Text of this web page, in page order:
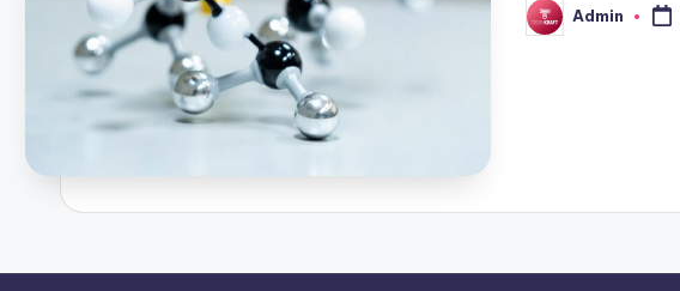
Posted
by
Admin